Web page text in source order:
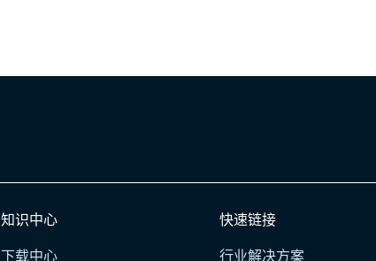
知识中心
下载中心
快速链接
行业解决方案